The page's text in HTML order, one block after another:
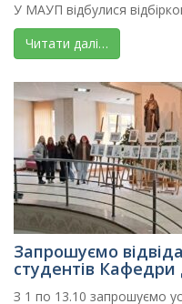
У МАУП відбулися
Читати далі…
Запрошуємо
студентів
З 1 по 13.10 запрошуємо